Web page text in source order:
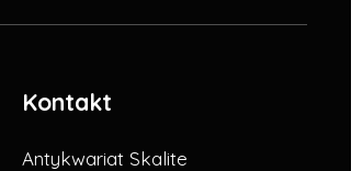
Kontakt
Antykwariat Skalite